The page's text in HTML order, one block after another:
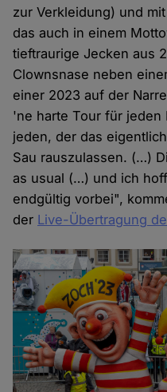
zur Verkleidung) und
das auch in einem
tieftraurige Jecken aus
Clownsnase neben
einer 2023 auf der
'ne harte Tour für
jeden, der das
Sau rauszulassen. (…)
as usual (…) und ich
endgültig vorbei",
der Live-Übertragung